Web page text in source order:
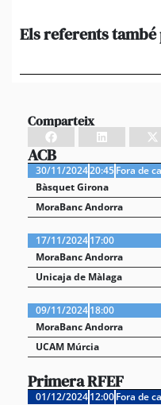
Els referents també
Comparteix
ACB
30/11/202420:45Fora de
Bàsquet Girona
MoraBanc Andorra
17/11/202417:00
MoraBanc Andorra
Unicaja de Màlaga
09/11/202418:00
MoraBanc Andorra
UCAM Múrcia
Primera RFEF
01/12/202412:00Fora de